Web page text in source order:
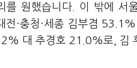
를 원했습니다. 이 밖에
전·충청·세종 김부겸
대 추경호 21.0%로, 김